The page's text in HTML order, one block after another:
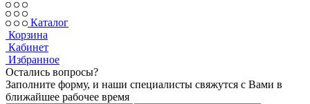
Каталог
Корзина
Кабинет
Избранное
Остались вопросы?
Заполните форму, и наши специалисты свяжутся с Вами в
ближайшее рабочее время